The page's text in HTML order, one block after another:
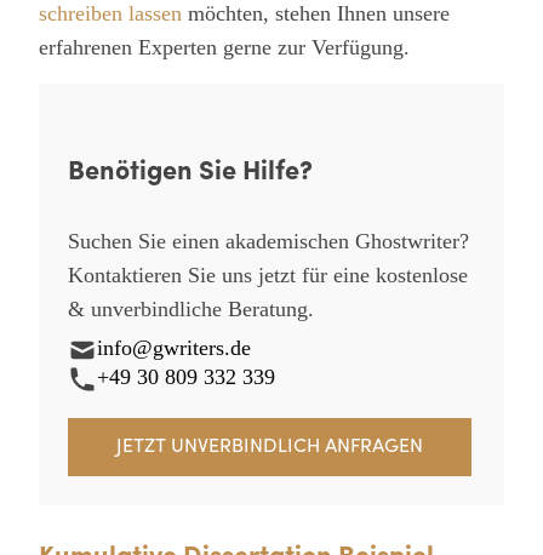
schreiben lassen möchten, stehen Ihnen unsere
erfahrenen Experten gerne zur Verfügung.
Benötigen Sie Hilfe?
Suchen Sie einen akademischen Ghostwriter?
Kontaktieren Sie uns jetzt für eine kostenlose
& unverbindliche Beratung.
info@gwriters.de
+49 30 809 332 339
JETZT UNVERBINDLICH ANFRAGEN